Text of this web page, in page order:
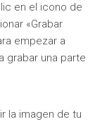
en el icono de
«Grabar
empezar a
grabar una parte
la imagen de tu